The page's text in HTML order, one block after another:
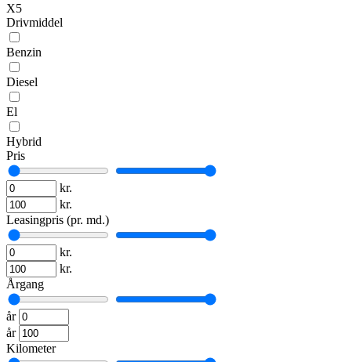
X5
Drivmiddel
Benzin
Diesel
El
Hybrid
Pris
kr.
kr.
Leasingpris (pr. md.)
kr.
kr.
Årgang
år
år
Kilometer